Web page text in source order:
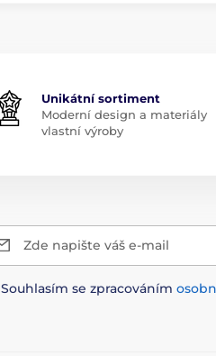
Unikátní sortiment
Moderní design a materiály
vlastní výroby
Zde napište váš e-mail
Souhlasím se zpracováním